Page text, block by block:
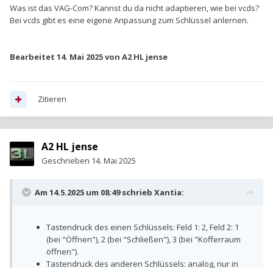
Was ist das VAG-Com? Kannst du da nicht adaptieren, wie bei vcds?
Bei vcds gibt es eine eigene Anpassung zum Schlüssel anlernen.
Bearbeitet 14. Mai 2025von A2 HL jense
Zitieren
A2 HL jense
Geschrieben 14. Mai 2025
Am 14.5.2025 um 08:49 schrieb Xantia:
Tastendruck des einen Schlüssels: Feld 1: 2, Feld 2: 1
(bei "Öffnen"), 2 (bei "Schließen"), 3 (bei "Kofferraum
öffnen").
Tastendruck des anderen Schlüssels: analog, nur in